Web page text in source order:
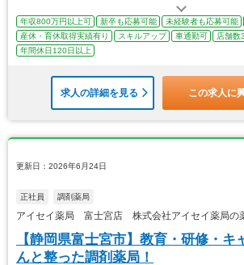
年収800万円以上可 新卒も応募可能 未経験者も応募可能
産休・育休取得実績有り
スキルアップ 車通勤可 店舗数
年間休日120日以上
求人の詳細を見る この求人に
更新日：2026年6月24日
正社員 調剤薬局
アイセイ薬局 富士宮店 株式会社アイセイ薬局の
【静岡県富士宮市】教育・研修・キ
んと整った調剤薬局！